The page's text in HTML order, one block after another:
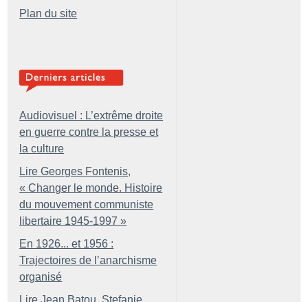
Plan du site
Audiovisuel : L’extrême droite
en guerre contre la presse et
la culture
Lire Georges Fontenis,
« Changer le monde. Histoire
du mouvement communiste
libertaire 1945-1997 »
En 1926... et 1956 :
Trajectoires de l’anarchisme
organisé
Lire Jean Batou, Stefanie